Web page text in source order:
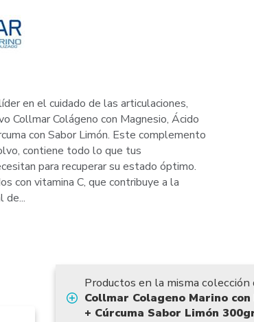
en el cuidado de las articulaciones,
Collmar Colágeno con Magnesio, Ácido
con Sabor Limón. Este complemento
contiene todo lo que tus
para recuperar su estado óptimo.
con vitamina C, que contribuye a la
de...
Productos en la misma colección
Collmar Colageno Marino
+ Cúrcuma Sabor Limón